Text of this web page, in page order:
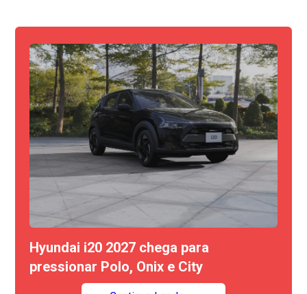
Hyundai i20 2027 chega para
pressionar Polo, Onix e City